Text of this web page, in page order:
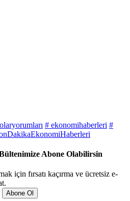
# ekonomihaberleri #
Abone Olabilirsin
için fırsatı kaçırma ve ücretsiz e-
Abone Ol